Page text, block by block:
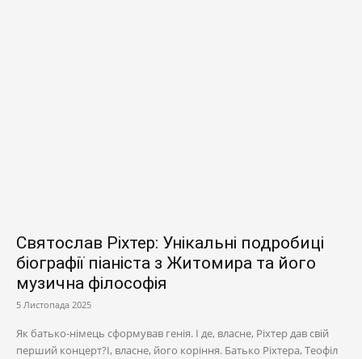
Святослав Ріхтер: Унікальні подробиці
біографії піаніста з Житомира та його
музична філософія
5 Листопада 2025
Як батько-німець сформував генія. І де, власне, Ріхтер дав свій
перший концерт?І, власне, його коріння. Батько Ріхтера, Теофіл